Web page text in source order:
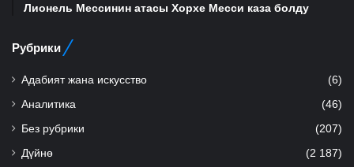
Лионель Мессинин атасы Хорхе Месси каза болду
Рубрики
Адабият жана искусство (6)
Аналитика (46)
Без рубрики (207)
Дүйнө (2 187)